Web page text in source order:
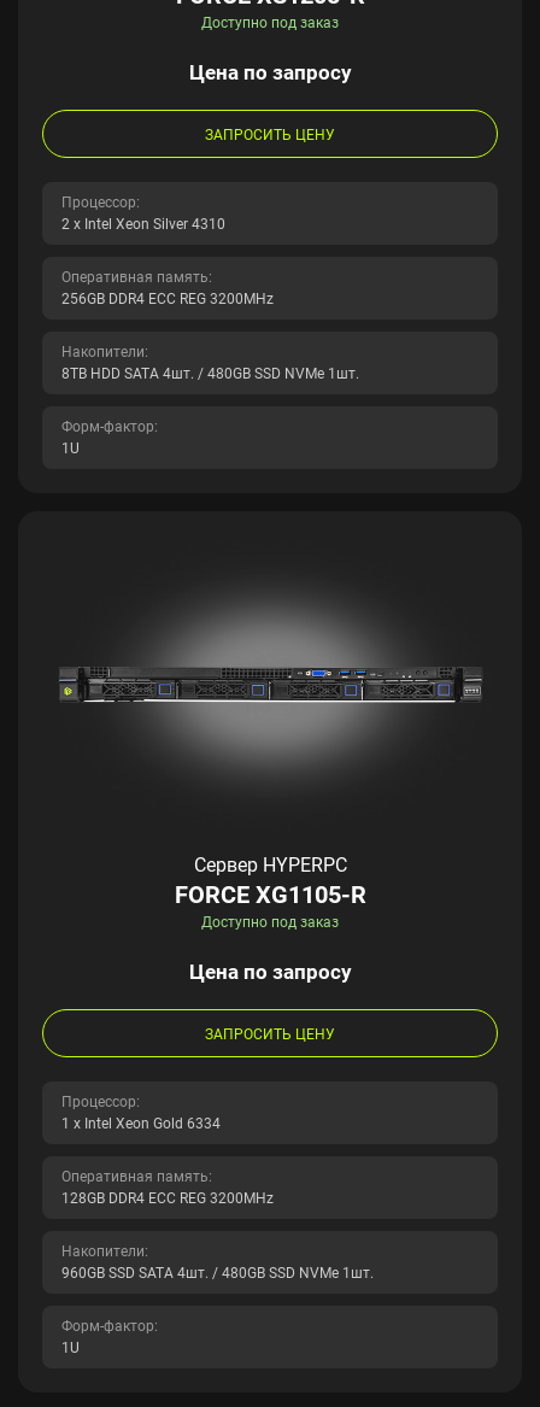
Доступно под заказ
Цена по запросу
ЗАПРОСИТЬ ЦЕНУ
Процессор:
2 x Intel Xeon Silver 4310
Оперативная память:
256GB DDR4 ECC REG 3200MHz
Накопители:
8TB HDD SATA 4шт. / 480GB SSD NVMe 1шт.
Форм-фактор:
1U
Сервер HYPERPC
FORCE XG1105-R
Доступно под заказ
Цена по запросу
ЗАПРОСИТЬ ЦЕНУ
Процессор:
1 x Intel Xeon Gold 6334
Оперативная память:
128GB DDR4 ECC REG 3200MHz
Накопители:
960GB SSD SATA 4шт. / 480GB SSD NVMe 1шт.
Форм-фактор:
1U